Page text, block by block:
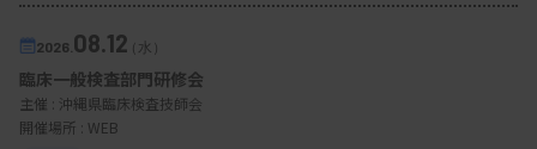
2026. 08.12（水）
臨床一般検査部門研修会
主催 : 沖縄県臨床検査技師会
開催場所 : WEB